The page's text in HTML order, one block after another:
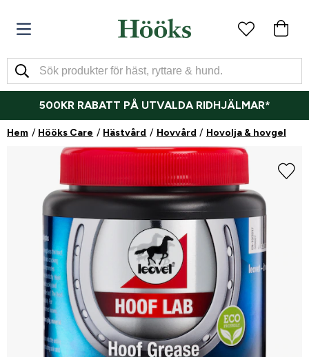
500KR RABATT PÅ UTVALDA RIDHJÄLMAR*
Hem Hööks Care Hästvård Hovvård Hovolja & hovgel